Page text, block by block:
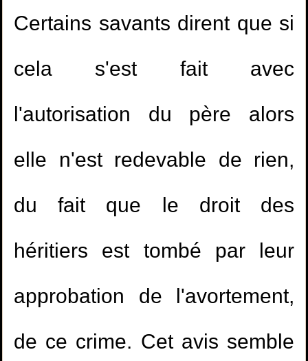
Certains savants dirent que si
cela s'est fait avec
l'autorisation du père alors
elle n'est redevable de rien,
du fait que le droit des
héritiers est tombé par leur
approbation de l'avortement,
de ce crime. Cet avis semble
même statut que celle qui meurt brulée?